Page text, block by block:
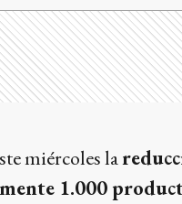
miércoles la
1.000